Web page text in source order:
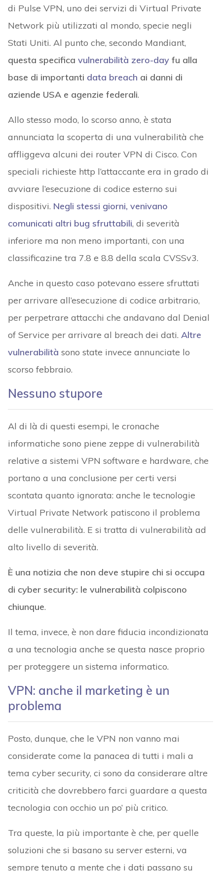
di Pulse VPN, uno dei servizi di Virtual Private
Network più utilizzati al mondo, specie negli
Stati Uniti. Al punto che, secondo Mandiant,
questa specifica vulnerabilità zero-dayfu alla
base di importanti data breach ai danni di
aziende USA e agenzie federali.
Allo stesso modo, lo scorso anno, è stata
annunciata la scoperta di una vulnerabilità che
affliggeva alcuni dei router VPN di Cisco. Con
speciali richieste http l’attaccante era in grado di
avviare l’esecuzione di codice esterno sui
dispositivi. Negli stessi giorni, venivano
comunicati altri bug sfruttabili, di severità
inferiore ma non meno importanti, con una
classificazine tra 7.8 e 8.8 della scala CVSSv3.
Anche in questo caso potevano essere sfruttati
per arrivare all’esecuzione di codice arbitrario,
per perpetrare attacchi che andavano dal Denial
of Service per arrivare al breach dei dati. Altre
vulnerabilità sono state invece annunciate lo
scorso febbraio.
Nessuno stupore
Al di là di questi esempi, le cronache
informatiche sono piene zeppe di vulnerabilità
relative a sistemi VPN software e hardware, che
portano a una conclusione per certi versi
scontata quanto ignorata: anche le tecnologie
Virtual Private Network patiscono il problema
delle vulnerabilità. E si tratta di vulnerabilità ad
alto livello di severità.
È una notizia che non deve stupire chi si occupa
di cyber security: le vulnerabilità colpiscono
chiunque.
Il tema, invece, è non dare fiducia incondizionata
a una tecnologia anche se questa nasce proprio
per proteggere un sistema informatico.
VPN: anche il marketing è un
problema
Posto, dunque, che le VPN non vanno mai
considerate come la panacea di tutti i mali a
tema cyber security, ci sono da considerare altre
criticità che dovrebbero farci guardare a questa
tecnologia con occhio un po’ più critico.
Tra queste, la più importante è che, per quelle
soluzioni che si basano su server esterni, va
sempre tenuto a mente che i dati passano su